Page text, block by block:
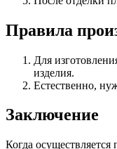
Правила
Для
изделия.
Естественно,
Заключение
Когда